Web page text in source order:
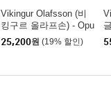
Vikingur Olafsson (비
킹구르 올라프손) - Opu
s 109
25,200원 (19% 할인)
-